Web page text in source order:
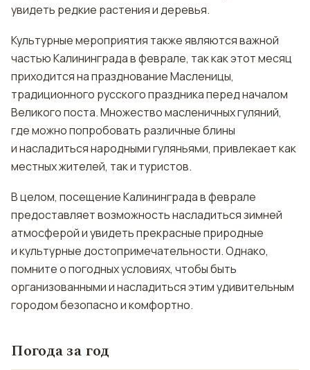
увидеть редкие растения и деревья.
Культурные мероприятия также являются важной
частью Калининграда в феврале, так как этот месяц
приходится на празднование Масленицы,
традиционного русского праздника перед началом
Великого поста. Множество масленичных гуляний,
где можно попробовать различные блины
и насладиться народными гуляньями, привлекает как
местных жителей, так и туристов.
В целом, посещение Калининграда в феврале
предоставляет возможность насладиться зимней
атмосферой и увидеть прекрасные природные
и культурные достопримечательности. Однако,
помните о погодных условиях, чтобы быть
организованными и насладиться этим удивительным
городом безопасно и комфортно.
Погода за год